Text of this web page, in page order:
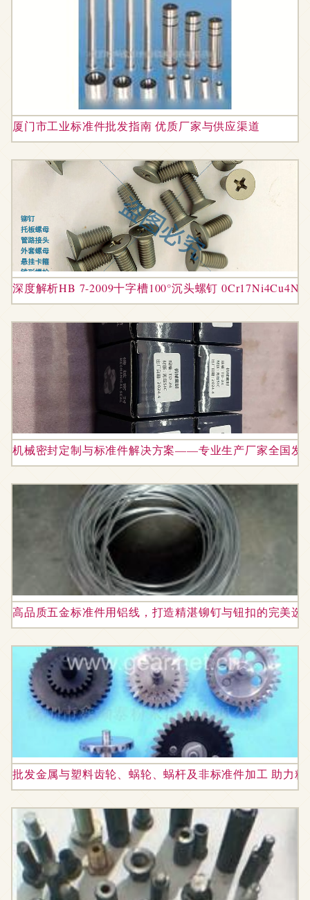
厦门市工业标准件批发指南 优质厂家与供应渠道
深度解析HB 7-2009十字槽100°沉头螺钉
机械密封定制与标准件解决方案——专业生产厂家全国发
高品质五金标准件用铝线，打造精湛铆钉与钮扣的完美选
批发金属与塑料齿轮、蜗轮、蜗杆及非标准件加工 助力